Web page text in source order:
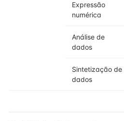
Expressão
numérica
Análise de
dados
Sintetização de
dados